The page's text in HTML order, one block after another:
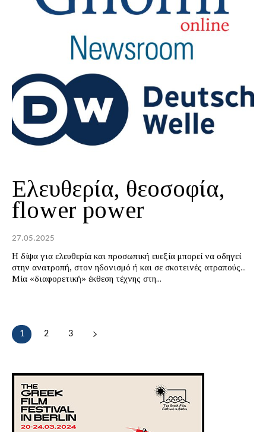
Ελευθερία, θεοσοφία,
flower power
27.05.2025
H δίψα για ελευθερία και προσωπική ευεξία μπορεί να οδηγεί
στην ανατροπή, στον ηδονισμό ή και σε σκοτεινές ατραπούς...
Μία «διαφορετική» έκθεση τέχνης στη...
1 2 3